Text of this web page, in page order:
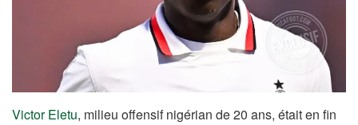
Victor Eletu, milieu offensif nigérian de 20 ans, était en fin